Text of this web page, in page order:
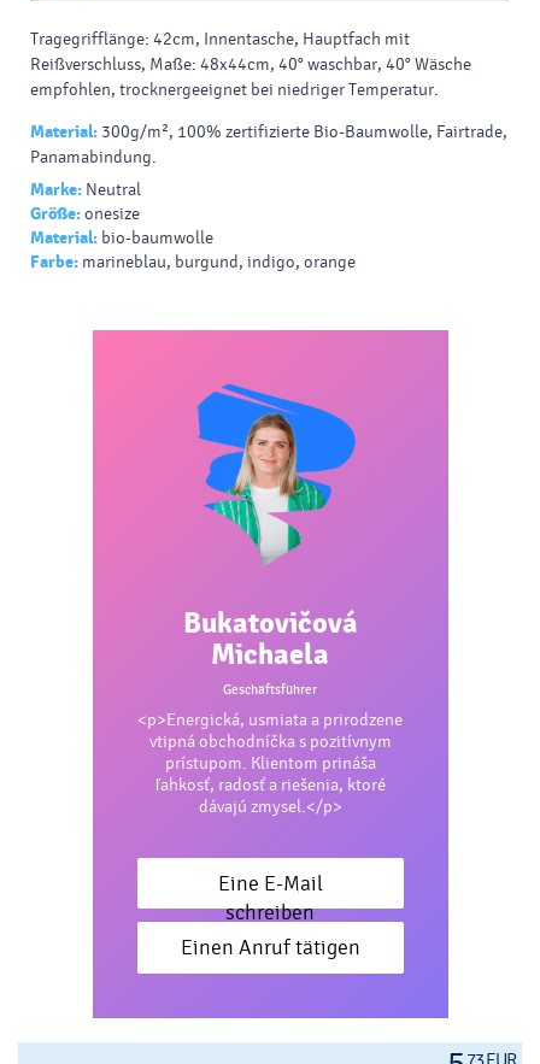
Tragegrifflänge: 42cm, Innentasche, Hauptfach mit
Reißverschluss, Maße: 48x44cm, 40° waschbar, 40° Wäsche
empfohlen, trocknergeeignet bei niedriger Temperatur.
Material: 300g/m², 100% zertifizierte Bio-Baumwolle, Fairtrade,
Panamabindung.
Marke: Neutral
Größe:onesize
Material: bio-baumwolle
Farbe: marineblau, burgund, indigo, orange
Bukatovičová
Michaela
Geschäftsführer
<p>Energická, usmiata a prirodzene
vtipná obchodníčka s pozitívnym
prístupom. Klientom prináša
ľahkosť, radosť a riešenia, ktoré
dávajú zmysel.</p>
Eine E-Mail
schreiben
Einen Anruf tätigen